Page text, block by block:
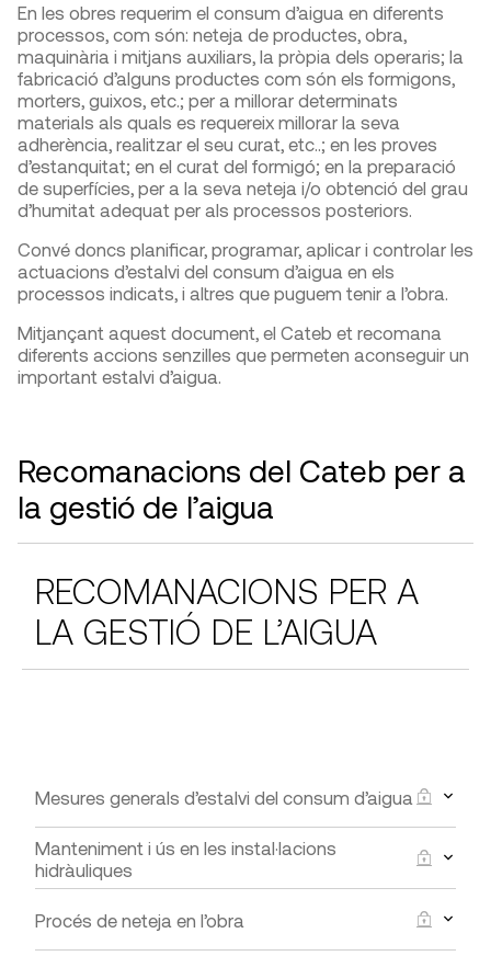
En les obres requerim el consum d’aigua en diferents
processos, com són: neteja de productes, obra,
maquinària i mitjans auxiliars, la pròpia dels operaris; la
fabricació d’alguns productes com són els formigons,
morters, guixos, etc.; per a millorar determinats
materials als quals es requereix millorar la seva
adherència, realitzar el seu curat, etc..; en les proves
d’estanquitat; en el curat del formigó; en la preparació
de superfícies, per a la seva neteja i/o obtenció del grau
d’humitat adequat per als processos posteriors.
Convé doncs planificar, programar, aplicar i controlar les
actuacions d’estalvi del consum d’aigua en els
processos indicats, i altres que puguem tenir a l’obra.
Mitjançant aquest document, el Cateb et recomana
diferents accions senzilles que permeten aconseguir un
important estalvi d’aigua.
Recomanacions del Cateb per a
la gestió de l’aigua
RECOMANACIONS PER A
LA GESTIÓ DE L’AIGUA
Mesures generals d’estalvi del consum d’aigua
Incorporar difusors i/o airejadors en els punts de
consum d’aigua per a reduir el seu consum al
Manteniment i ús en les instal·lacions
hidràuliques
Totes aquelles instal·lacions que utilitzen l’aigua
Procés de neteja en l’obra